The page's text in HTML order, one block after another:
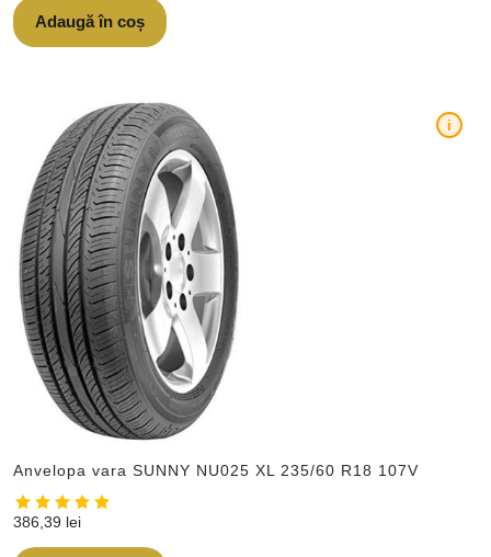
Adaugă în coș
Anvelopa vara SUNNY NU025 XL 235/60 R18 107V
i
386,39 lei